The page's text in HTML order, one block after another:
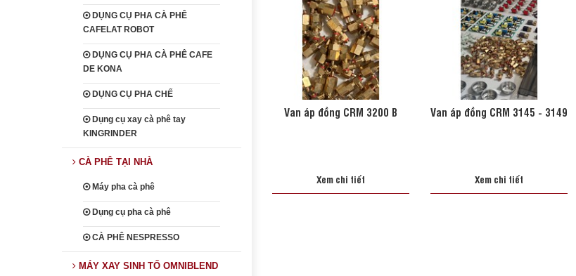
DỤNG CỤ PHA CÀ PHÊ
CAFELAT ROBOT
DỤNG CỤ PHA CÀ PHÊ CAFE
DE KONA
DỤNG CỤ PHA CHẾ
Dụng cụ xay cà phê tay
KINGRINDER
CÀ PHÊ TẠI NHÀ
Máy pha cà phê
Dụng cụ pha cà phê
CÀ PHÊ NESPRESSO
MÁY XAY SINH TỐ OMNIBLEND
Van áp đồng CRM 3200 B
Xem chi tiết
Van áp đồng CRM 3145 - 3149
Xem chi tiết